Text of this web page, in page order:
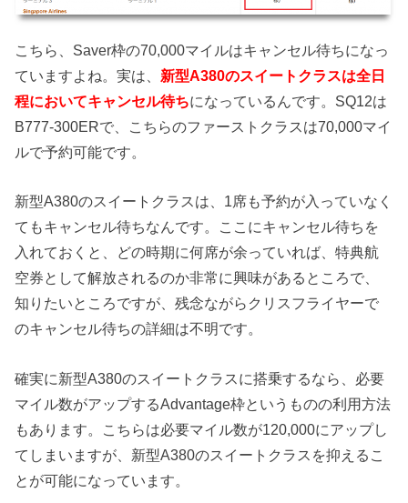
こちら、Saver枠の70,000マイルはキャンセル待ちになっ
ていますよね。実は、 新型A380のスイートクラスは全日
程においてキャンセル待ちになっているんです。SQ12は
B777-300ERで、こちらのファーストクラスは70,000マイ
ルで予約可能です。
新型A380のスイートクラスは、1席も予約が入っていなく
てもキャンセル待ちなんです。ここにキャンセル待ちを
入れておくと、どの時期に何席が余っていれば、特典航
空券として解放されるのか非常に興味があるところで、
知りたいところですが、残念ながらクリスフライヤーで
のキャンセル待ちの詳細は不明です。
確実に新型A380のスイートクラスに搭乗するなら、必要
マイル数がアップするAdvantage枠というものの利用方法
もあります。こちらは必要マイル数が120,000にアップし
てしまいますが、新型A380のスイートクラスを抑えるこ
とが可能になっています。